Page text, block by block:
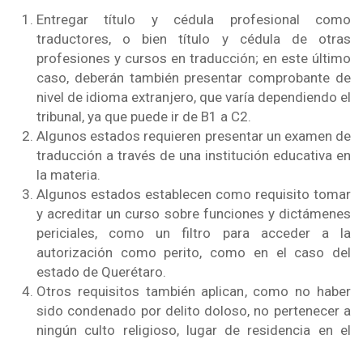
Entregar título y cédula profesional como
traductores, o bien título y cédula de otras
profesiones y cursos en traducción; en este último
caso, deberán también presentar comprobante de
nivel de idioma extranjero, que varía dependiendo el
tribunal, ya que puede ir de B1 a C2.
Algunos estados requieren presentar un examen de
traducción a través de una institución educativa en
la materia.
Algunos estados establecen como requisito tomar
y acreditar un curso sobre funciones y dictámenes
periciales, como un filtro para acceder a la
autorización como perito, como en el caso del
estado de Querétaro.
Otros requisitos también aplican, como no haber
sido condenado por delito doloso, no pertenecer a
ningún culto religioso, lugar de residencia en el